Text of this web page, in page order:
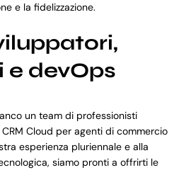
e la fidelizzazione.
e devOps
un team di professionisti
Cloud per agenti di commercio
esperienza pluriennale e alla
siamo pronti a offrirti le